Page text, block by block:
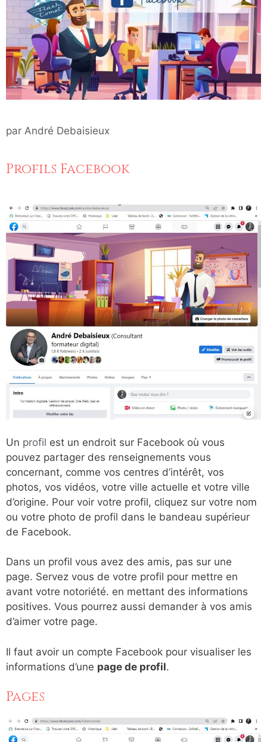
par André Debaisieux
Profils Facebook
Un profil est un endroit sur Facebook où vous
pouvez partager des renseignements vous
concernant, comme vos centres d’intérêt, vos
photos, vos vidéos, votre ville actuelle et votre ville
d’origine. Pour voir votre profil, cliquez sur votre nom
ou votre photo de profil dans le bandeau supérieur
de Facebook.
Dans un profil vous avez des amis, pas sur une
page. Servez vous de votre profil pour mettre en
avant votre notoriété. en mettant des informations
positives. Vous pourrez aussi demander à vos amis
d’aimer votre page.
Il faut avoir un compte Facebook pour visualiser les
informations d’une page de profil.
Pages